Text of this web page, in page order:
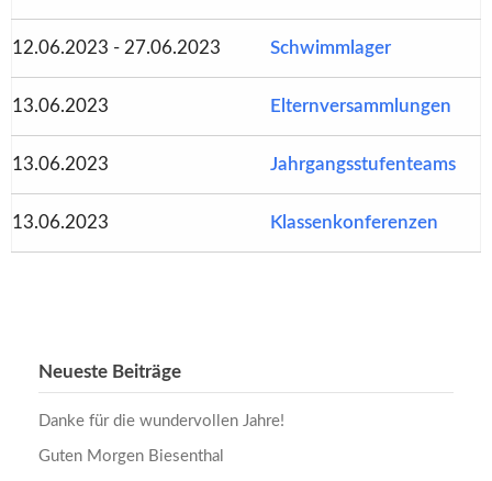
12.06.2023 - 27.06.2023 Schwimmlager
13.06.2023 Elternversammlungen
13.06.2023 Jahrgangsstufenteams
13.06.2023 Klassenkonferenzen
Neueste Beiträge
Danke für die wundervollen Jahre!
Guten Morgen Biesenthal